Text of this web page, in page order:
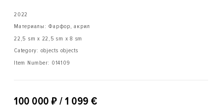
2022
Материалы: Фарфор, акрил
22,5 sm x 22,5 sm x 8 sm
Category: objects objects
Item Number: 014109
100 000 ₽ / 1 099 €